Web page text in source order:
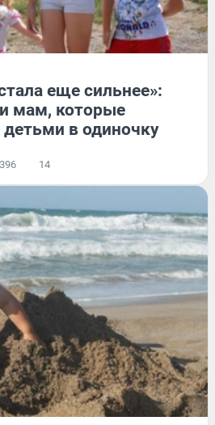
еще сильнее»:
мам, которые
в одиночку
14